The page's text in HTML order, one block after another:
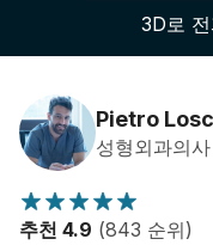
환자 후기
3D로
Pietro
성형외과의
추천 4.9 (843 순위)